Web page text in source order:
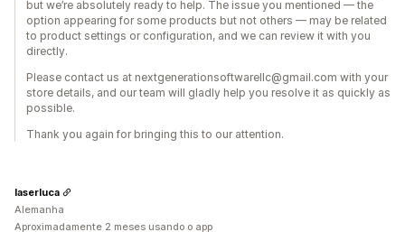
but we’re absolutely ready to help. The issue you mentioned — the
option appearing for some products but not others — may be related
to product settings or configuration, and we can review it with you
directly.
Please contact us at nextgenerationsoftwarellc@gmail.com with your
store details, and our team will gladly help you resolve it as quickly as
possible.
Thank you again for bringing this to our attention.
laserluca
Alemanha
Aproximadamente 2 meses usando o app